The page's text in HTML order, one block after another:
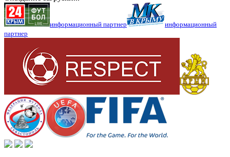
информационный партнер
информационный
партнер